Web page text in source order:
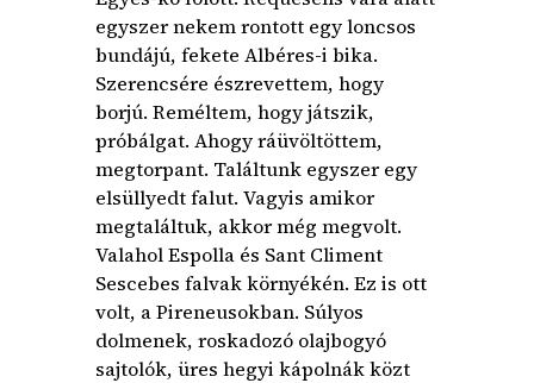
egyszer nekem rontott egy loncsos
bundájú, fekete Albéres-i bika.
Szerencsére észrevettem, hogy
borjú. Reméltem, hogy játszik,
próbálgat. Ahogy ráüvöltöttem,
megtorpant. Találtunk egyszer egy
elsüllyedt falut. Vagyis amikor
megtaláltuk, akkor még megvolt.
Valahol Espolla és Sant Climent
Sescebes falvak környékén. Ez is ott
volt, a Pireneusokban. Súlyos
dolmenek, roskadozó olajbogyó
sajtolók, üres hegyi kápolnák közt